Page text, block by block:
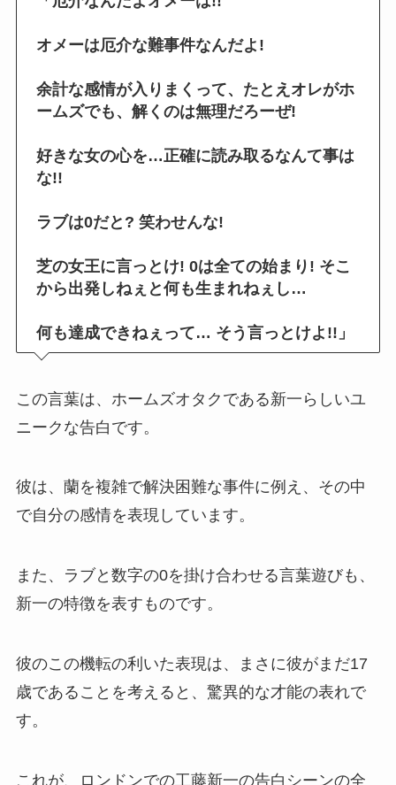
オメーは厄介な難事件なんだよ!
余計な感情が入りまくって、たとえオレがホ
ームズでも、解くのは無理だろーぜ!
好きな女の心を…正確に読み取るなんて事は
な!!
ラブは0だと? 笑わせんな!
芝の女王に言っとけ! 0は全ての始まり! そこ
から出発しねぇと何も生まれねぇし…
何も達成できねぇって… そう言っとけよ!!」
この言葉は、ホームズオタクである新一らしいユ
ニークな告白です。
彼は、蘭を複雑で解決困難な事件に例え、その中
で自分の感情を表現しています。
また、ラブと数字の0を掛け合わせる言葉遊びも、
新一の特徴を表すものです。
彼のこの機転の利いた表現は、まさに彼がまだ17
歳であることを考えると、驚異的な才能の表れで
す。
これが、ロンドンでの工藤新一の告白シーンの全